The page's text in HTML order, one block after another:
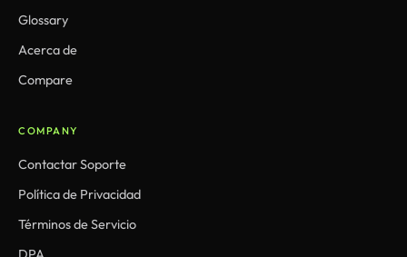
Glossary
Acerca de
Compare
COMPANY
Contactar Soporte
Política de Privacidad
Términos de Servicio